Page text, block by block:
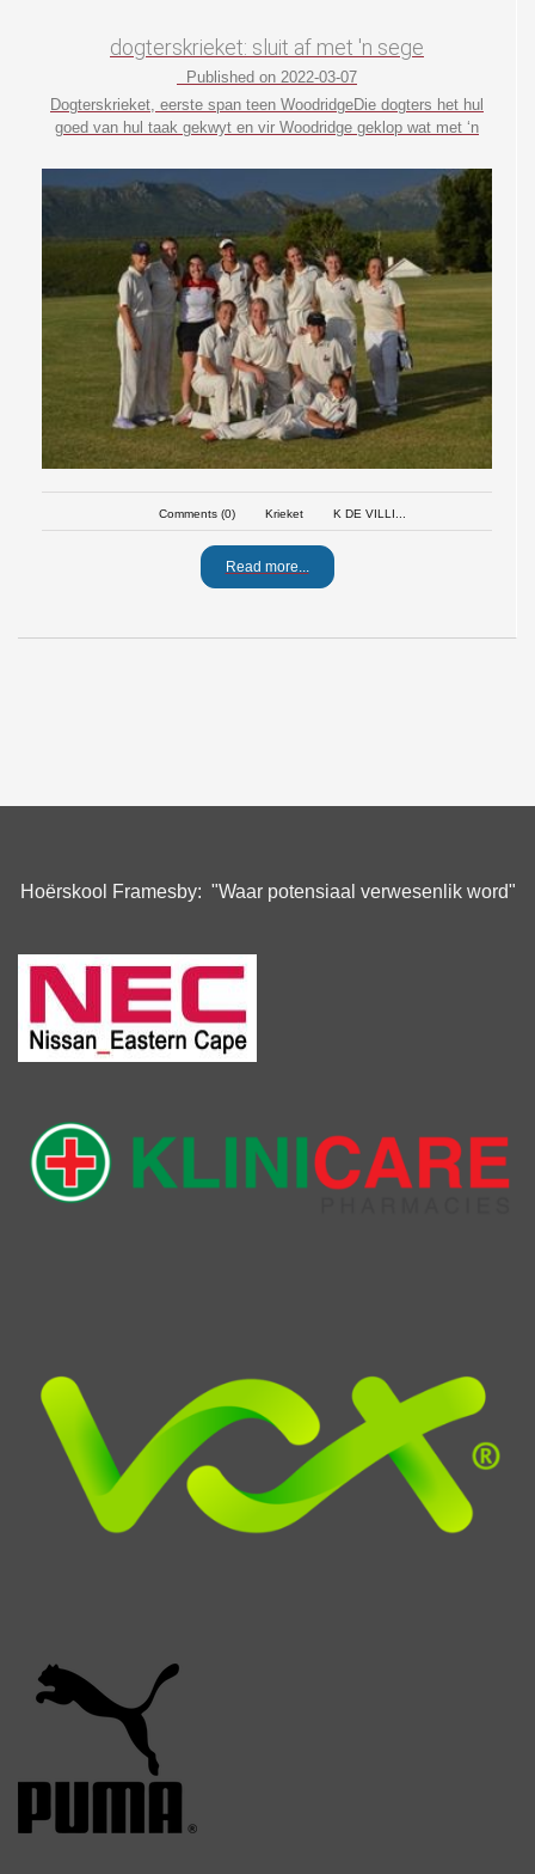
dogterskrieket: sluit af met 'n sege
Published on 2022-03-07
Dogterskrieket, eerste span teen WoodridgeDie dogters het hul
goed van hul taak gekwyt en vir Woodridge geklop wat met ‘n
wedstryd verloor nie, wat die oorwinning dus ekstra spesiaal
maak.Framesby teken 89 aan en boul Woodridge uit vir ...
Comments (0) Krieket K DE VILLI...
Read more...
Hoërskool Framesby: "Waar potensiaal verwesenlik word"